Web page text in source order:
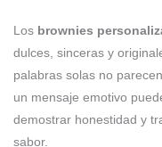
Los brownies
dulces, sinceras y
palabras solas no
un mensaje emotivo
demostrar honestidad y
sabor.